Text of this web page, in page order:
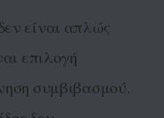
είναι απλώς
επιλογή
συμβιβασμού.